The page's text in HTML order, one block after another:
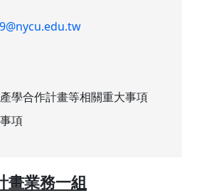
學合作計畫等相關重大事項
項
畫業務一組